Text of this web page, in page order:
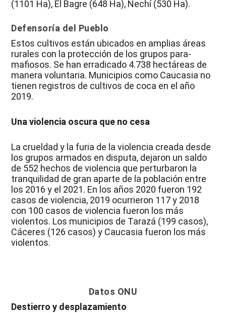
(1101 Ha), El Bagre (648 Ha), Nechí (530 Ha).
Defensoría del Pueblo
Estos cultivos están ubicados en amplias áreas
rurales con la protección de los grupos para-
mafiosos. Se han erradicado 4.738 hectáreas de
manera voluntaria. Municipios como Caucasia no
tienen registros de cultivos de coca en el año
2019.
Una violencia oscura que no cesa
La crueldad y la furia de la violencia creada desde
los grupos armados en disputa, dejaron un saldo
de 552 hechos de violencia que perturbaron la
tranquilidad de gran aparte de la población entre
los 2016 y el 2021. En los años 2020 fueron 192
casos de violencia, 2019 ocurrieron 117 y 2018
con 100 casos de violencia fueron los más
violentos. Los municipios de Tarazá (199 casos),
Cáceres (126 casos) y Caucasia fueron los más
violentos.
Datos ONU
Destierro y desplazamiento